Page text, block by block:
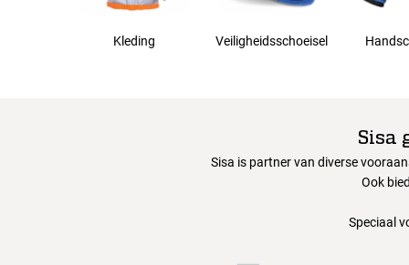
Kleding Veiligheidsschoeisel
Sisa
Sisa is partner van diverse
Ook
Speciaal